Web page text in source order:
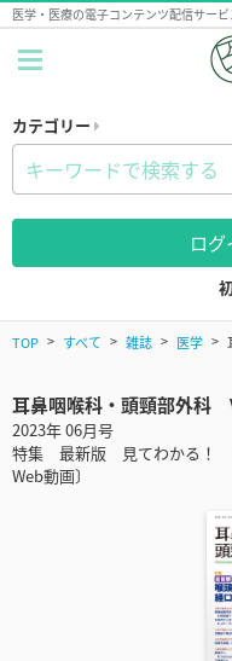
医学・医療の電子コンテンツ配信サービ
カテゴリー
ロ
TOP すべて 雑誌 医学
耳鼻咽喉科・頭頸部外科
2023年 06月号
特集 最新版 見てわかる！
Web動画〕